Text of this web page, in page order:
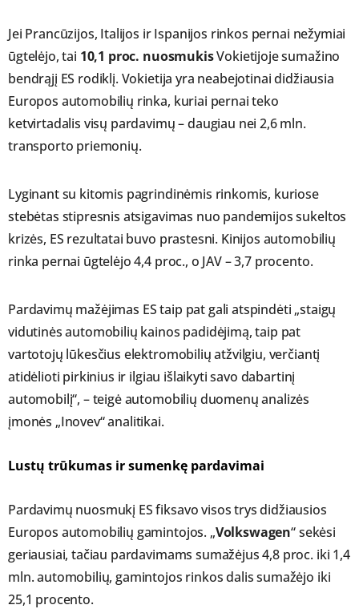
Jei Prancūzijos, Italijos ir Ispanijos rinkos pernai nežymiai
ūgtelėjo, tai 10,1 proc. nuosmukisVokietijoje sumažino
bendrąjį ES rodiklį. Vokietija yra neabejotinai didžiausia
Europos automobilių rinka, kuriai pernai teko
ketvirtadalis visų pardavimų – daugiau nei 2,6 mln.
transporto priemonių.
Lyginant su kitomis pagrindinėmis rinkomis, kuriose
stebėtas stipresnis atsigavimas nuo pandemijos sukeltos
krizės, ES rezultatai buvo prastesni. Kinijos automobilių
rinka pernai ūgtelėjo 4,4 proc., o JAV – 3,7 procento.
Pardavimų mažėjimas ES taip pat gali atspindėti „staigų
vidutinės automobilių kainos padidėjimą, taip pat
vartotojų lūkesčius elektromobilių atžvilgiu, verčiantį
atidėlioti pirkinius ir ilgiau išlaikyti savo dabartinį
automobilį“, – teigė automobilių duomenų analizės
įmonės „Inovev“ analitikai.
Lustų trūkumas ir sumenkę pardavimai
Pardavimų nuosmukį ES fiksavo visos trys didžiausios
Europos automobilių gamintojos. „Volkswagen“ sekėsi
geriausiai, tačiau pardavimams sumažėjus 4,8 proc. iki 1,4
mln. automobilių, gamintojos rinkos dalis sumažėjo iki
25,1 procento.